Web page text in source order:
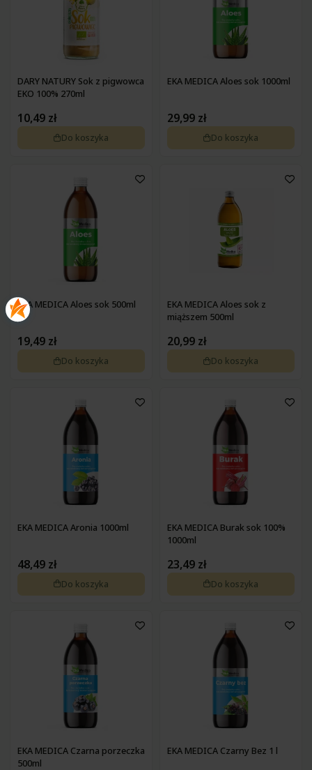
DARY NATURY Sok z pigwowca
EKO 100% 270ml
10,49 zł
Do koszyka
EKA MEDICA Aloes sok 1000ml
29,99 zł
Do koszyka
EKA MEDICA Aloes sok 500ml
19,49 zł
Do koszyka
EKA MEDICA Aloes sok z
miąższem 500ml
20,99 zł
Do koszyka
EKA MEDICA Aronia 1000ml
48,49 zł
Do koszyka
EKA MEDICA Burak sok 100%
1000ml
23,49 zł
Do koszyka
EKA MEDICA Czarna porzeczka
500ml
EKA MEDICA Czarny Bez 1 l